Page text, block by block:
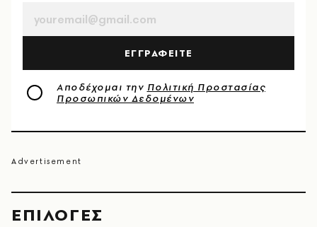
EΠΙΛΟΓΈΣ
ΕΓΓΡΑΦΕΙΤΕ
Αποδέχομαι την Πολιτική Προστασίας
Προσωπικών Δεδομένων